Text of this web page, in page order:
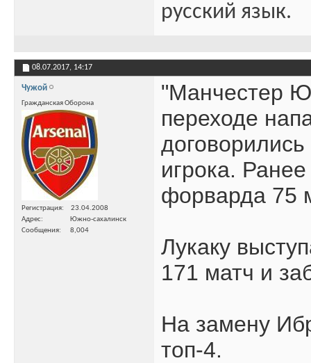
русский язык.
08.07.2017, 14:17
Чужой
Гражданская Оборона
Регистрация
23.04.2008
Адрес
Южно-сахалинск
Сообщения
8,004
"Манчестер
переходе
игрока.
форварда 75
Лукаку
171 матч и
На замену
топ-4.